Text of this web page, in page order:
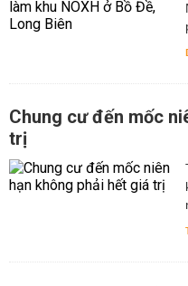
Chung cư đến mốc
trị